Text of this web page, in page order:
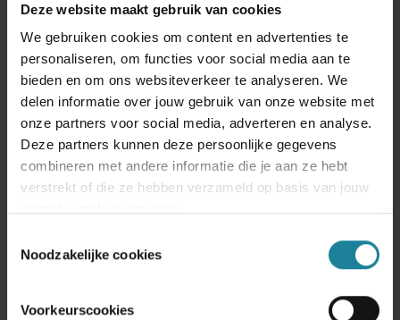
Deze website maakt gebruik van cookies
We gebruiken cookies om content en advertenties te
personaliseren, om functies voor social media aan te
bieden en om ons websiteverkeer te analyseren. We
delen informatie over jouw gebruik van onze website met
onze partners voor social media, adverteren en analyse.
Deze partners kunnen deze persoonlijke gegevens
combineren met andere informatie die je aan ze hebt
verstrekt of die ze hebben verzameld op basis van jouw
Noodzakelijke cookies
Voorkeurscookies
Direct inzicht in je telefonie
Uitgebreide analyses en rapportages